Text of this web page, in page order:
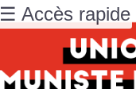
☰ Accès rapide